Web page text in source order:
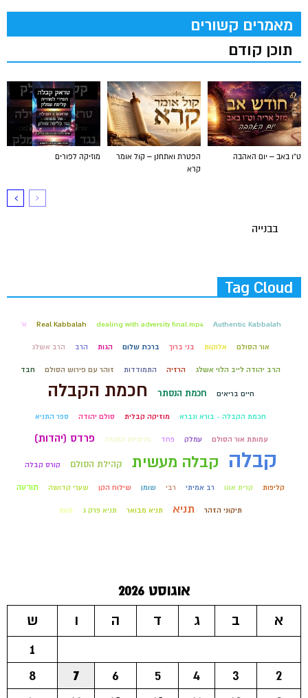
מאמרים קשורים
תוכן קודם
מוזיקה לפורים
הפטרת ואתחנן – קול אומר
קרא
ט"ו באב – יום האהבה
בבנייה
Tag Cloud
Authentic Kabbalah
dealing with adversity final.mp4
Real Kabbalah א'
אור הסולם אלוקות בני ברוך ברכת שלום הגות הרב הרב אשלג
הרב יהודה לייב הלוי אשלג הרזיה התמודדות זוהר עם פירוש הסולם חבד
חיים בריאים חכמת הנסתר חכמת הקבלה
חכמת הקבלה - בורא ונברא מוזיקה קבלית סולם יהודה ספר התניא
עמותת אור הסולם עמלק פחד פנימיות התורה פרדס (יהדות)
קבלה קבלה מעשית קהילת הסולם קורס קבלה
קליפות קרית אונו רב אמיתי רבי שומן שילוח הקן שערי קדושה תודעה
תיקוני הזהר תניא תניא מבואר תניא פרק ג תעס
אוגוסט 2026
א
ב ג ד ה ו
ש
1
2
3
4
5
6
7
8